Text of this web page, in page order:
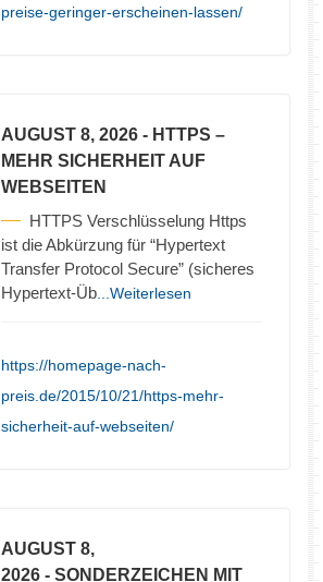
preise-geringer-erscheinen-lassen/
AUGUST 8, 2026 - HTTPS –
MEHR SICHERHEIT AUF
WEBSEITEN
HTTPS Verschlüsselung Https
ist die Abkürzung für “Hypertext
Transfer Protocol Secure” (sicheres
Hypertext-Üb ...Weiterlesen
https://homepage-nach-
preis.de/2015/10/21/https-mehr-
sicherheit-auf-webseiten/
AUGUST 8,
2026 - SONDERZEICHEN MIT